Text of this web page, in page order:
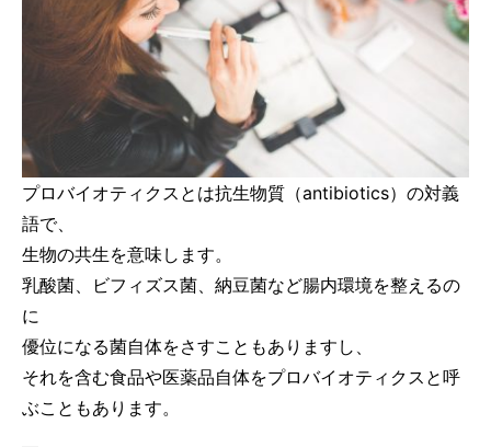
プロバイオティクスとは抗生物質（antibiotics）の対義
語で、
生物の共生を意味します。
乳酸菌、ビフィズス菌、納豆菌など腸内環境を整えるの
に
優位になる菌自体をさすこともありますし、
それを含む食品や医薬品自体をプロバイオティクスと呼
ぶこともあります。